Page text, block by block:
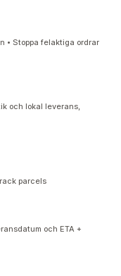
• Stoppa felaktiga ordrar
och lokal leverans,
parcels
och ETA +